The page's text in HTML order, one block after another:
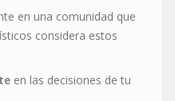
en una comunidad que
considera estos
en las decisiones de tu